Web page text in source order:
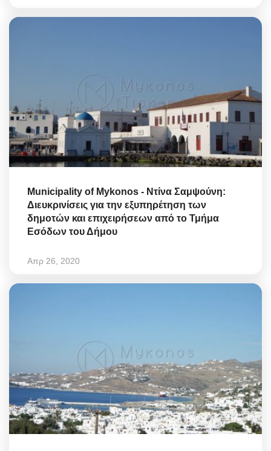
Municipality of Mykonos - Ντίνα Σαμψούνη:
Διευκρινίσεις για την εξυπηρέτηση των
δημοτών και επιχειρήσεων από το Τμήμα
Εσόδων του Δήμου
Απρ 26, 2020